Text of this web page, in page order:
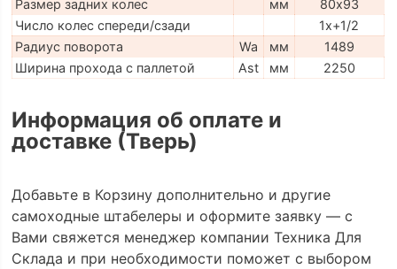
Размер задних колес
мм
80х93
Число колес спереди/сзади
1x+1/2
Радиус поворота
Wa мм
1489
Ширина прохода с паллетой
Ast мм 2250
Информация об оплате и
доставке (Тверь)
Добавьте в Корзину дополнительно и другие
самоходные штабелеры и оформите заявку — с
Вами свяжется менеджер компании Техника Для
Склада и при необходимости поможет с выбором